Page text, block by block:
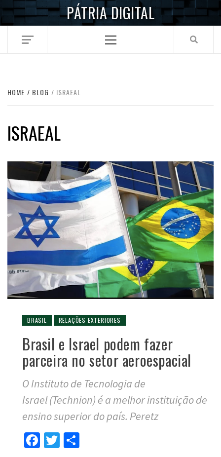
Skip
PÁTRIA DIGITAL
Menu
HOME BLOG ISRAEAL
ISRAEAL
BRASIL RELAÇÕES EXTERIORES
Brasil e Israel podem fazer
parceira no setor aeroespacial
O Instituto de Tecnologia de
Israel (‎Technion) é a melhor instituição de
ensino superior do país. Peretz
Facebook
Twitter